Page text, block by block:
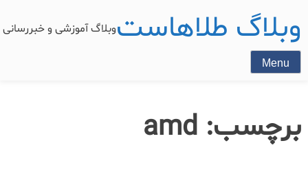
وبلاگ طلاهاستوبلاگ آموزشی و
Menu
برچسب: amd